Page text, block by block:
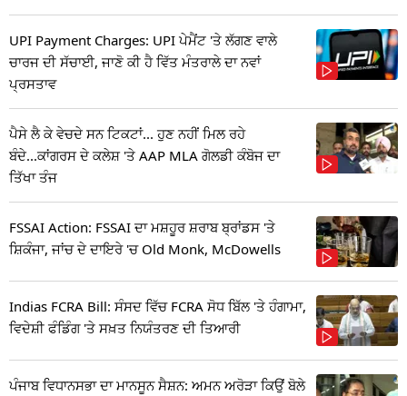
UPI Payment Charges: UPI ਪੇਮੈਂਟ 'ਤੇ ਲੱਗਣ ਵਾਲੇ
ਚਾਰਜ ਦੀ ਸੱਚਾਈ, ਜਾਣੋ ਕੀ ਹੈ ਵਿੱਤ ਮੰਤਰਾਲੇ ਦਾ ਨਵਾਂ
ਪ੍ਰਸਤਾਵ
ਪੈਸੇ ਲੈ ਕੇ ਵੇਚਦੇ ਸਨ ਟਿਕਟਾਂ... ਹੁਣ ਨਹੀਂ ਮਿਲ ਰਹੇ
ਬੰਦੇ...ਕਾਂਗਰਸ ਦੇ ਕਲੇਸ਼ 'ਤੇ AAP MLA ਗੋਲਡੀ ਕੰਬੋਜ ਦਾ
ਤਿੱਖਾ ਤੰਜ
FSSAI Action: FSSAI ਦਾ ਮਸ਼ਹੂਰ ਸ਼ਰਾਬ ਬ੍ਰਾਂਡਸ 'ਤੇ
ਸ਼ਿਕੰਜਾ, ਜਾਂਚ ਦੇ ਦਾਇਰੇ 'ਚ Old Monk, McDowells
Indias FCRA Bill: ਸੰਸਦ ਵਿੱਚ FCRA ਸੋਧ ਬਿੱਲ 'ਤੇ ਹੰਗਾਮਾ,
ਵਿਦੇਸ਼ੀ ਫੰਡਿੰਗ 'ਤੇ ਸਖ਼ਤ ਨਿਯੰਤਰਣ ਦੀ ਤਿਆਰੀ
ਪੰਜਾਬ ਵਿਧਾਨਸਭਾ ਦਾ ਮਾਨਸੂਨ ਸੈਸ਼ਨ: ਅਮਨ ਅਰੋੜਾ ਕਿਉਂ ਬੋਲੇ